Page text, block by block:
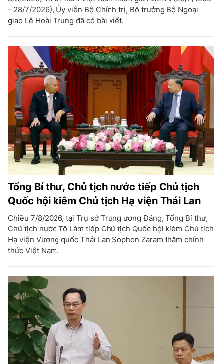
- 28/7/2026), Ủy viên Bộ Chính trị, Bộ trưởng Bộ Ngoại
giao Lê Hoài Trung đã có bài viết.
Tổng Bí thư, Chủ tịch nước tiếp Chủ tịch
Quốc hội kiêm Chủ tịch Hạ viện Thái Lan
Chiều 7/8/2026, tại Trụ sở Trung ương Đảng, Tổng Bí thư,
Chủ tịch nước Tô Lâm tiếp Chủ tịch Quốc hội kiêm Chủ tịch
Hạ viện Vương quốc Thái Lan Sophon Zaram thăm chính
thức Việt Nam.